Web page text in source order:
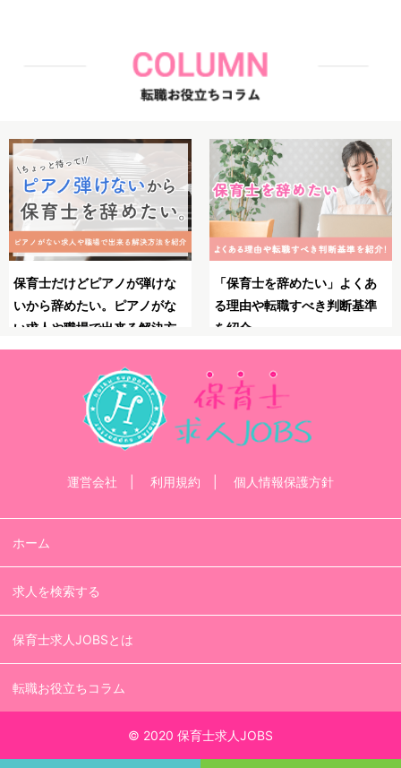
保育士としてのブランクが不
安！復職・再就職の前にやっ
ておくべきことや必要な準備
を解説！
保育士のやりがいとは？魅
力・大変さ・やりがいを感じ
る瞬間を紹介！
運営会社 利用規約 個人情報保護方針
ホーム
求人を検索する
保育士求人JOBSとは
転職お役立ちコラム
© 2020 保育士求人JOBS